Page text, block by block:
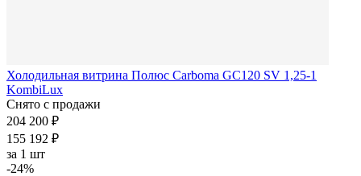
Холодильная витрина Полюс Carboma GC120 SV 1,25-1
KombiLux
Снято с продажи
204 200 ₽
155 192 ₽
за 1 шт
-24%